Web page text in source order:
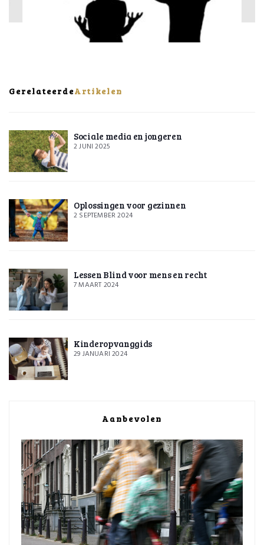
GerelateerdeArtikelen
Sociale media en jongeren
2 JUNI 2025
Oplossingen voor gezinnen
2 SEPTEMBER 2024
Lessen Blind voor mens en recht
7 MAART 2024
Kinderopvanggids
29 JANUARI 2024
Aanbevolen